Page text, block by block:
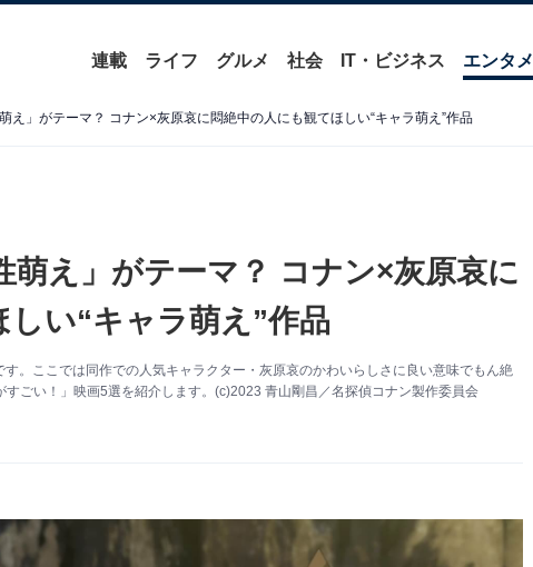
連載 ライフ グルメ 社会 IT・ビジネス エンタメ
え」がテーマ？ コナン×灰原哀に悶絶中の人にも観てほしい“キャラ萌え”作品
萌え」がテーマ？ コナン×灰原哀に
い“キャラ萌え”作品
す。ここでは同作での人気キャラクター・灰原哀のかわいらしさに良い意味でもん絶
ごい！」映画5選を紹介します。(c)2023 青山剛昌／名探偵コナン製作委員会